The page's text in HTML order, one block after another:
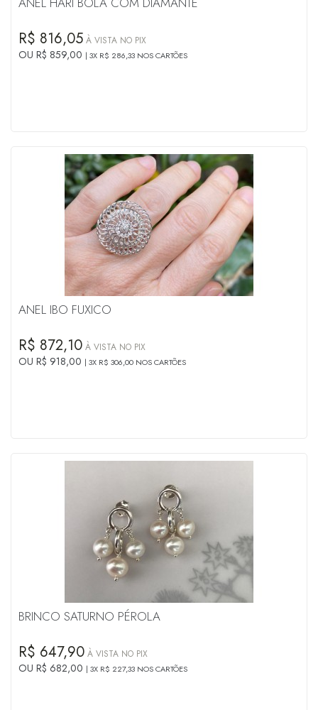
R$ 816,05 À VISTA NO PIX
OU R$ 859,00 3X R$ 286,33 NOS CARTÕES
ANEL IBO FUXICO
R$ 872,10 À VISTA NO PIX
OU R$ 918,00 3X R$ 306,00 NOS CARTÕES
BRINCO SATURNO PÉROLA
R$ 647,90 À VISTA NO PIX
OU R$ 682,00 3X R$ 227,33 NOS CARTÕES